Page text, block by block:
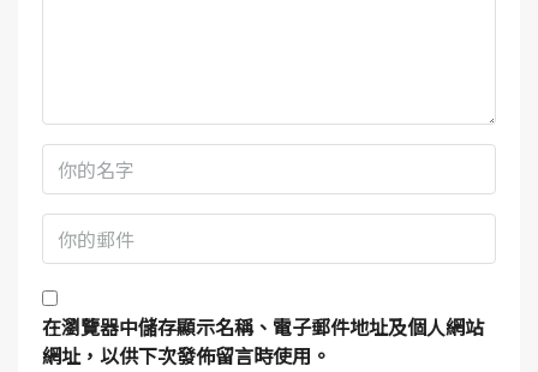
在瀏覽器中儲存顯示名稱、電子郵件地址及個人網站
網址，以供下次發佈留言時使用。